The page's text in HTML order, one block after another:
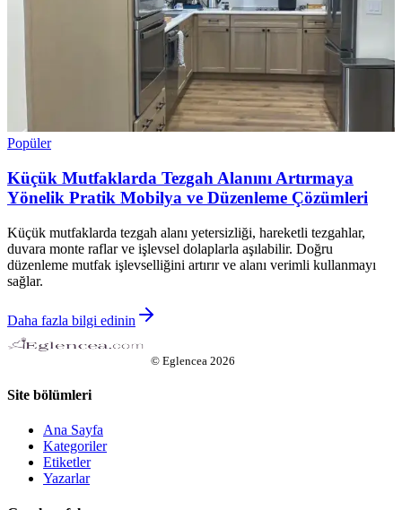
Popüler
Küçük Mutfaklarda Tezgah Alanını Artırmaya
Yönelik Pratik Mobilya ve Düzenleme Çözümleri
Küçük mutfaklarda tezgah alanı yetersizliği, hareketli tezgahlar,
duvara monte raflar ve işlevsel dolaplarla aşılabilir. Doğru
düzenleme mutfak işlevselliğini artırır ve alanı verimli kullanmayı
sağlar.
Daha fazla bilgi edinin
© Eglencea 2026
Site bölümleri
Ana Sayfa
Kategoriler
Etiketler
Yazarlar